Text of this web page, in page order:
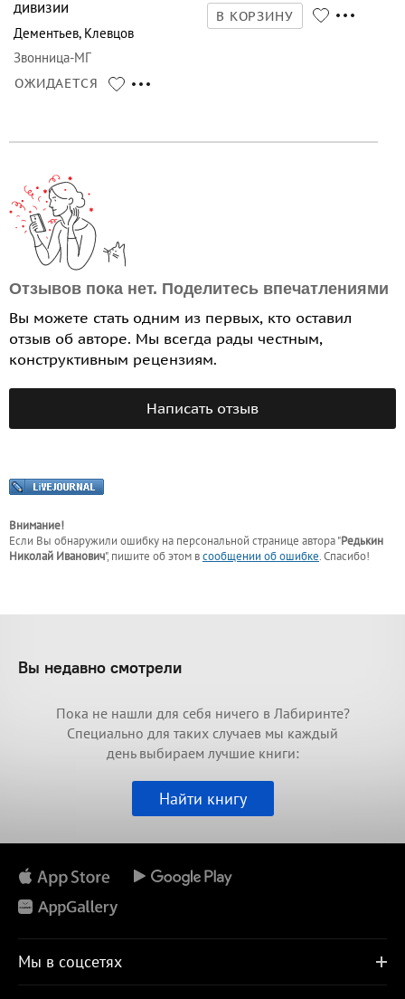
дивизии
Дементьев, Клевцов
Звонница-МГ
ОЖИДАЕТСЯ
В КОРЗИНУ
Отзывов пока нет. Поделитесь впечатлениями
Вы можете стать одним из первых, кто оставил
отзыв об авторе. Мы всегда рады честным,
конструктивным рецензиям.
Написать отзыв
Внимание!
Если Вы обнаружили ошибку на персональной странице автора "Редькин
Николай Иванович", пишите об этом всообщении об ошибке. Спасибо!
Вы недавно смотрели
Пока не нашли для себя ничего в Лабиринте?
Специально для таких случаев мы каждый
день выбираем лучшие книги:
Найти книгу
Мы в соцсетях